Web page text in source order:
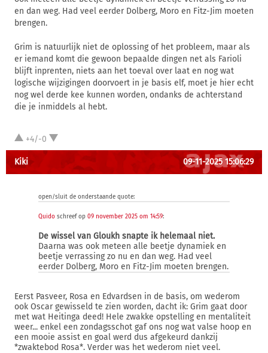
en dan weg. Had veel eerder Dolberg, Moro en Fitz-Jim moeten
brengen.
Grim is natuurlijk niet de oplossing of het probleem, maar als
er iemand komt die gewoon bepaalde dingen net als Farioli
blijft inprenten, niets aan het toeval over laat en nog wat
logische wijzigingen doorvoert in je basis elf, moet je hier echt
nog wel derde kee kunnen worden, ondanks de achterstand
die je inmiddels al hebt.
+4/-0
Kiki 09-11-2025 15:06:29
open/sluit de onderstaande quote:
Quido schreef op 09 november 2025 om 14:59:
De wissel van Gloukh snapte ik helemaal niet.
Daarna was ook meteen alle beetje dynamiek en
beetje verrassing zo nu en dan weg. Had veel
eerder Dolberg, Moro en Fitz-Jim moeten brengen.
Eerst Pasveer, Rosa en Edvardsen in de basis, om wederom
ook Oscar gewisseld te zien worden, dacht ik: Grim gaat door
met wat Heitinga deed! Hele zwakke opstelling en mentaliteit
weer... enkel een zondagsschot gaf ons nog wat valse hoop en
een mooie assist en goal werd dus afgekeurd dankzij
*zwaktebod Rosa*. Verder was het wederom niet veel.